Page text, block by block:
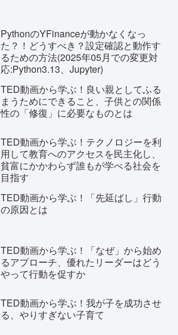
PythonのYFinanceが動かなくなっ
た？！どうすべき？設定確認と動作す
るための方法(2025年05月での変更対
応:Python3.13、Jupyter)
TED動画から学ぶ！良い親としてふる
まうためにできること、子供との関係
性の「修復」に必要なものとは
TED動画から学ぶ！テクノロジーを利
用して教育へのアクセスを民主化し、
貧富にかかわらず誰もが学べる社会を
目指す
TED動画から学ぶ！「先延ばし」行動
の原因とは
TED動画から学ぶ！「なぜ」から始め
るアプローチ、優れたリーダーはどう
やって行動を促すか
TED動画から学ぶ！我が子を成功させ
る、やりすぎない子育て